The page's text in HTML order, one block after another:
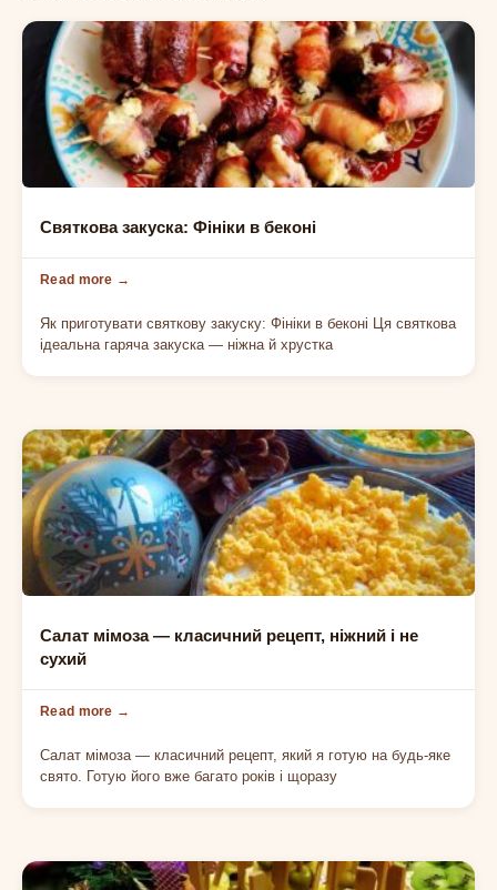
СВЯТКОВИЙ СТІЛ
Святкова закуска: Фініки в беконі
Як приготувати святкову закуску: Фініки в беконі Ця святкова
ідеальна гаряча закуска — ніжна й хрустка
НОВОРІЧНІ
Салат мімоза — класичний рецепт, ніжний і не
сухий
Салат мімоза — класичний рецепт, який я готую на будь-яке
свято. Готую його вже багато років і щоразу